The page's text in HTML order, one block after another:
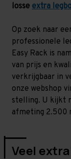
losse extra
Op zoek naar
professionele
Easy Rack is
van prijs en
verkrijgbaar in
onze webshop
stelling. U kijkt
afmeting 2.500
Veel